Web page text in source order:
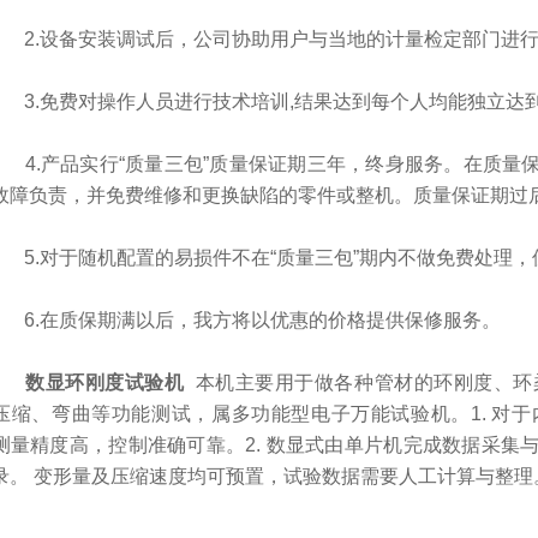
设备安装调试后，公司协助用户与当地的计量检定部门进
免费对操作人员进行技术培训,结果达到每个人均能独立达
产品实行“质量三包”质量保证期三年，终身服务。在质量
障负责，并免费维修和更换缺陷的零件或整机。质量保证期
对于随机配置的易损件不在“质量三包”期内不做免费处理，
在质保期满以后，我方将以优惠的价格提供保修服务。
数显环刚度试验机本机主要用于做各种管材的环刚度、
缩、弯曲等功能测试，属多功能型电子万能试验机。1. 对
量精度高，控制准确可靠。2. 数显式由单片机完成数据采集
。 变形量及压缩速度均可预置，试验数据需要人工计算与整理